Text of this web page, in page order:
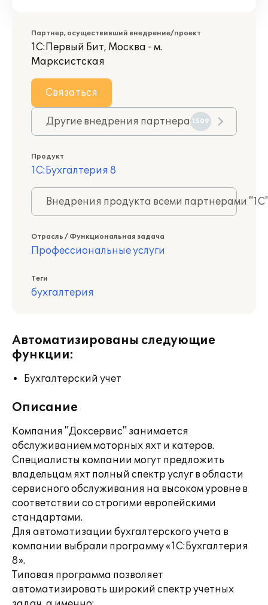
Партнер, осуществивший внедрение/проект
1С:Первый Бит, Москва - м.
Марксистская
Связаться
Другие внедрения партнера 1509
Продукт
1С:Бухгалтерия 8
Внедрения продукта всеми партнерами
Отрасль / Функциональная задача
Профессиональные услуги
Теги
бухгалтерия
Автоматизированы следующие
функции:
Бухгалтерский учет
Описание
Компания "Доксервис" занимается
обслуживанием моторных яхт и катеров.
Специалисты компании могут предложить
владельцам яхт полный спектр услуг в области
сервисного обслуживания на высоком уровне в
соответствии со строгими европейскими
стандартами.
Для автоматизации бухгалтерского учета в
компании выбрали программу «1С:Бухгалтерия
8».
Типовая программа позволяет
автоматизировать широкий спектр учетных